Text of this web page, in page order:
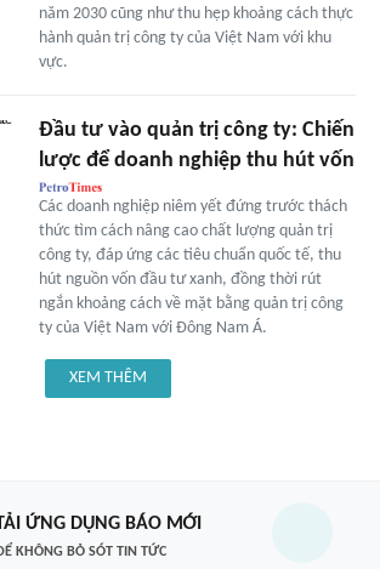
năm 2030 cũng như thu hẹp khoảng cách thực
hành quản trị công ty của Việt Nam với khu
vực.
Đầu tư vào quản trị công ty: Chiến
lược để doanh nghiệp thu hút vốn
Các doanh nghiệp niêm yết đứng trước thách
thức tìm cách nâng cao chất lượng quản trị
công ty, đáp ứng các tiêu chuẩn quốc tế, thu
hút nguồn vốn đầu tư xanh, đồng thời rút
ngắn khoảng cách về mặt bằng quản trị công
ty của Việt Nam với Đông Nam Á.
XEM THÊM
ỨNG DỤNG BÁO MỚI
KHÔNG BỎ SÓT TIN TỨC